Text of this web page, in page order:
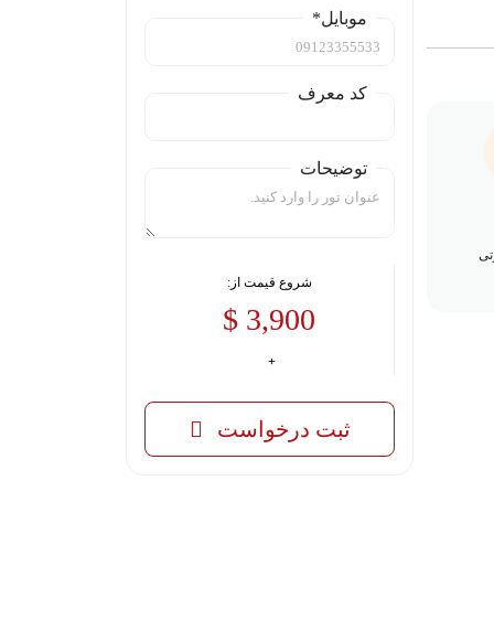
موبایل*
کد معرف
توضیحات
شروع قیمت از:
3,900 $
ثبت درخواست